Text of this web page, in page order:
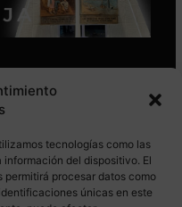
tecnologías como las
del dispositivo. El
procesar datos como
únicas en este
SOCIALES